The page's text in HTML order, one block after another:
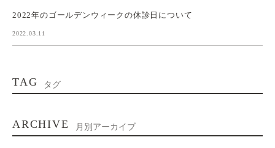
2022年のゴールデンウィークの休診日について
2022.03.11
TAG タグ
ARCHIVE 月別アーカイブ